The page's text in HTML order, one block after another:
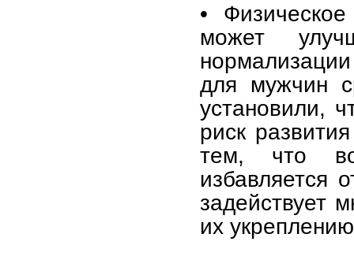
•
может
для мужчин
установили,
риск
тем, что во
избавляется
задействует
их